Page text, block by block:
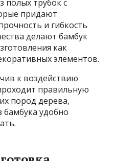
полых трубок с
придают
и гибкость
делают бамбук
как
элементов.
к воздействию
правильную
пород дерева,
бамбука удобно